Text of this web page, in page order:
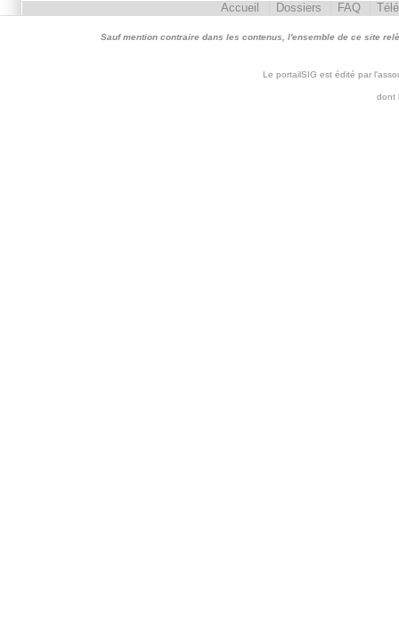
Accueil Dossiers FAQ
Sauf mention contraire dans les contenus, l'ensemble de ce site
Le portailSIG est édité par
dont